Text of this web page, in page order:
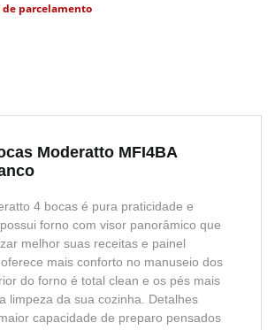
de parcelamento
Moderatto MFI4BA
4 bocas é pura praticidade e
forno com visor panorâmico que
melhor suas receitas e painel
mais conforto no manuseio dos
do forno é total clean e os pés mais
limpeza da sua cozinha. Detalhes
capacidade de preparo pensados